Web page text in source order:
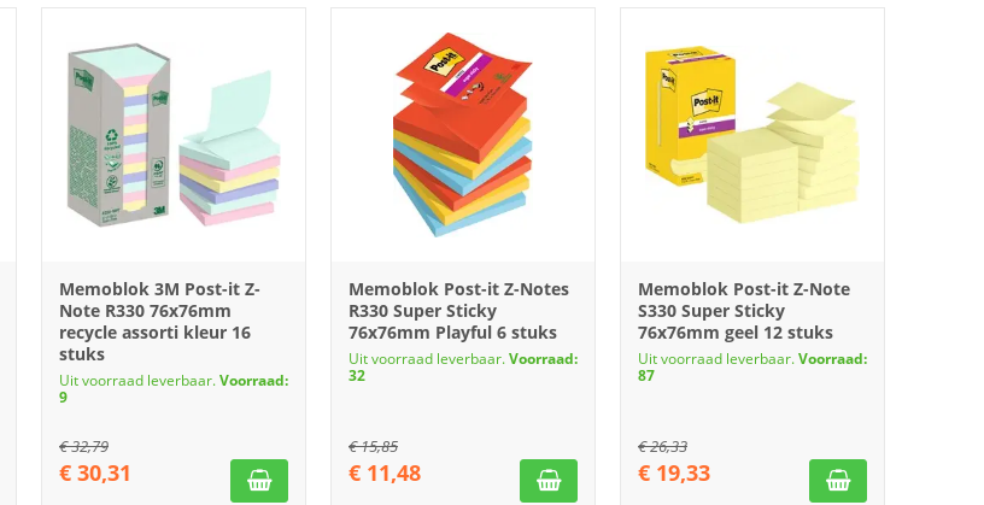
Memoblok 3M Post-it Z-
Note R330 76x76mm
recycle assorti kleur 16
stuks
Uit voorraad leverbaar.Voorraad:
9
€32,79
€ 30,31
Memoblok Post-it Z-Notes
R330 Super Sticky
76x76mm Playful 6 stuks
Uit voorraad leverbaar.Voorraad:
32
€15,85
€ 11,48
Memoblok Post-it Z-Note
S330 Super Sticky
76x76mm geel 12 stuks
Uit voorraad leverbaar.Voorraad:
87
€26,33
€ 19,33